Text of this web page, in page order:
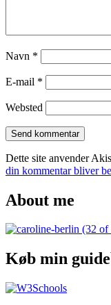
Navn *
E-mail *
Websted
Dette site anvender
din kommentar bliver
About me
Køb min